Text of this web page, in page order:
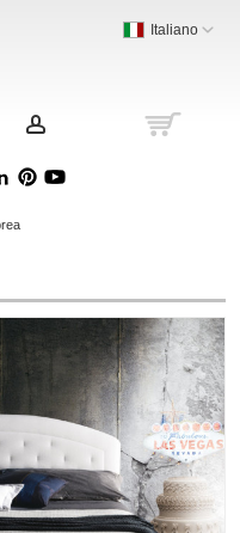
Italiano